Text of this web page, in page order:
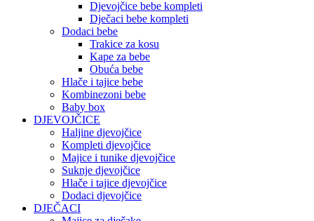
Djevojčice bebe kompleti
Dječaci bebe kompleti
Dodaci bebe
Trakice za kosu
Kape za bebe
Obuća bebe
Hlače i tajice bebe
Kombinezoni bebe
Baby box
DJEVOJČICE
Haljine djevojčice
Kompleti djevojčice
Majice i tunike djevojčice
Suknje djevojčice
Hlače i tajice djevojčice
Dodaci djevojčice
DJEČACI